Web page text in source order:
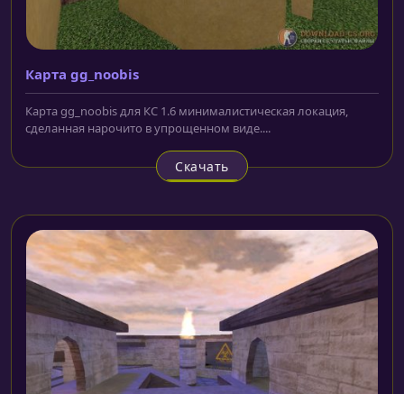
Карта gg_noobis
Карта gg_noobis для КС 1.6 минималистическая локация,
сделанная нарочито в упрощенном виде....
Скачать